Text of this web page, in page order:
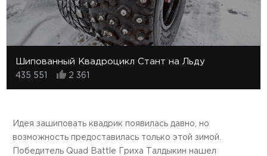
Шипованный Квадроцикл Стант на Льду
435 551 2 361
Идея зашиповать квадрик появилась давно, но
возможность предоставилась только этой зимой.
Победитель Quad Battle Гриха Талдыкин нашел